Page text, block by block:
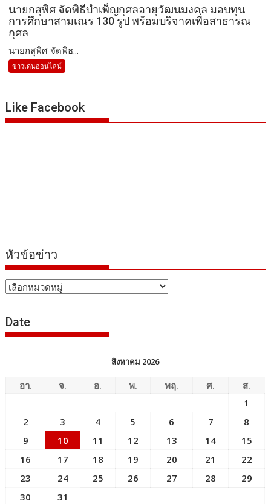
นายกสุพิศ จัดพิธีบำเพ็ญกุศลอายุวัฒนมงคล มอบทุน
การศึกษาสามเณร 130 รูป พร้อมบริจาคเพื่อสาธารณ
กุศล
นายกสุพิศ จัดพิธ...
ข่าวเด่นออนไลน์
Like Facebook
หัวข้อข่าว
หัวข้อ
Date
สิงหาคม 2026
อา. จ. อ. พ. พฤ. ศ.
ส.
1
2
3 4 5 6 7
8
9
10 11 12 13 14
15
16
17 18 19 20 21
22
23
24 25 26 27 28
29
30
31